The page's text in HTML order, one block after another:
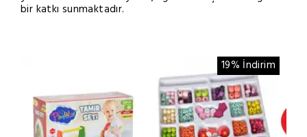
bir katkı sunmaktadır.
19% İndirim